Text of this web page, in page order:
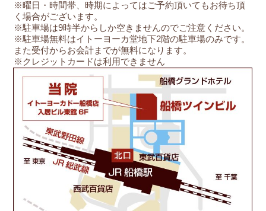
※曜日・時間帯、時期によってはご予約頂いてもお待ち頂
く場合がございます。
※駐車場は9時半からしか空きませんのでご注意ください。
※駐車場無料はイトーヨーカ堂地下2階の駐車場のみです。
また受付からお会計までが無料になります。
※クレジットカードは利用できません